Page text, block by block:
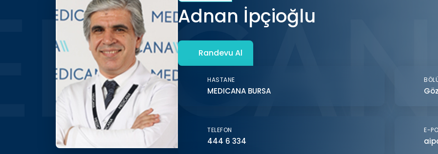
Adnan İpçioğlu
Randevu Al
HASTANE
MEDICANA BURSA
TELEFON
444 6 334
E-